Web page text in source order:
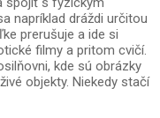
napríklad dráždi určitou
prerušuje a ide si
filmy a pritom cvičí.
kde sú obrázky
objekty. Niekedy stačí